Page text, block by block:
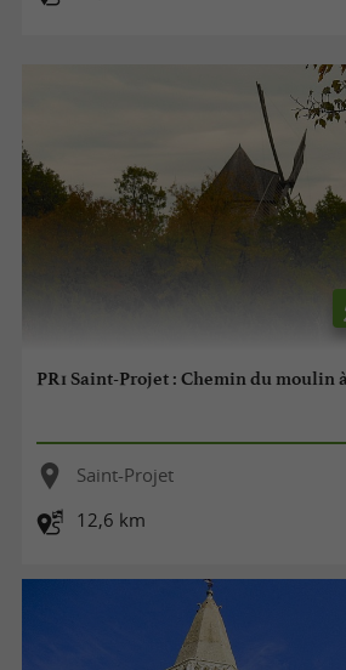
PR1 Saint-Projet : Chemin du moulin
Saint-Projet
12,6 km